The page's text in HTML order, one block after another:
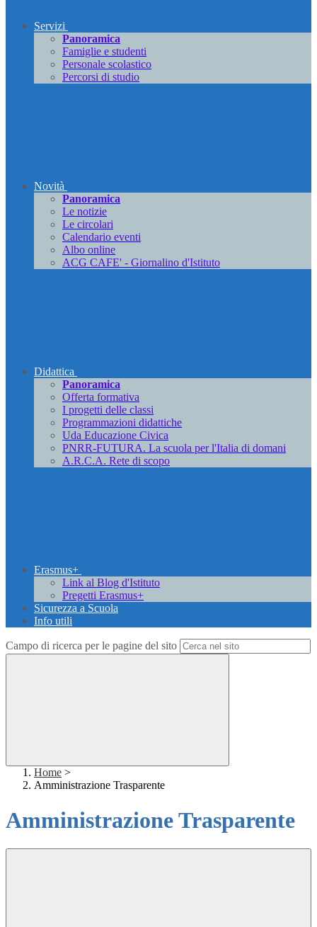
Servizi
Panoramica
Famiglie e studenti
Personale scolastico
Percorsi di studio
Novità
Panoramica
Le notizie
Le circolari
Calendario eventi
Albo online
ACG CAFE' - Giornalino d'Istituto
Didattica
Panoramica
Offerta formativa
I progetti delle classi
Programmazioni didattiche
Uda Educazione Civica
PNRR-FUTURA. La scuola per l'Italia di domani
A.R.C.A. Rete di scopo
Erasmus+
Link al Blog d'Istituto
Pregetti Erasmus+
Sicurezza a Scuola
Info utili
Campo di ricerca per le pagine del sito
Home >
Amministrazione Trasparente
Amministrazione Trasparente